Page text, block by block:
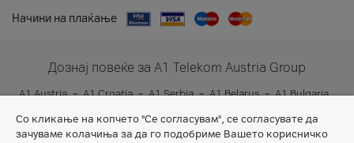
Начини на плаќање
Дознај повеќе за A1 Telekom Austria Group
A1 Austria A1 Croatia A1 Serbia A1 Belarus
A1 Bulgaria
A1 Slovenia
A1 Digital
Со кликање на копчето "Се согласувам", се согласувате да
зачуваме колачиња за да го подобриме Вашето корисничко